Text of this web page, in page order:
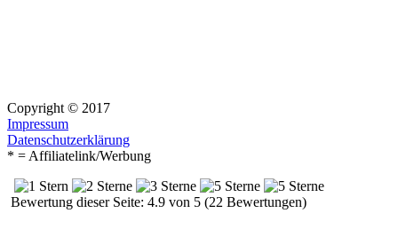
Copyright © 2017
Impressum
Datenschutzerklärung
* = Affiliatelink/Werbung
Bewertung dieser Seite: 4.9 von 5 (22 Bewertungen)